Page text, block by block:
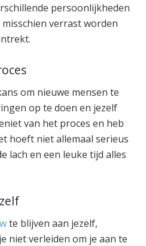
persoonlijkheden
verrast worden
om nieuwe mensen te
op te doen en jezelf
van het proces en heb
hoeft niet allemaal serieus
lach en een leuke tijd alles
te blijven aan jezelf,
niet verleiden om je aan te